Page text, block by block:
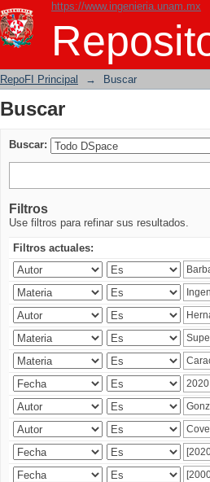
https://www.ingenieria.unam.mx
Buscar
RepoFI Principal → Buscar
Buscar
Buscar:
Filtros
Use filtros para refinar sus resultados.
Filtros actuales: